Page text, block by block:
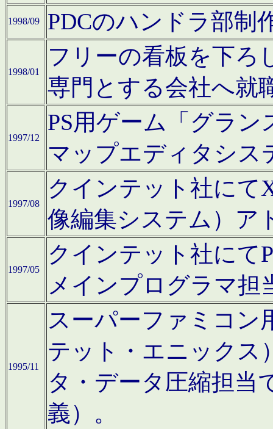
1998/09 PDCのハンドラ部制
1998/01
フリーの看板を下ろ
専門とする会社へ就
1997/12
PS用ゲーム「グラン
マップエディタシス
1997/08
クインテット社にて
像編集システム）ア
1997/05
クインテット社にて
メインプログラマ担
1995/11
スーパーファミコン
テット・エニックス
タ・データ圧縮担当
義）。